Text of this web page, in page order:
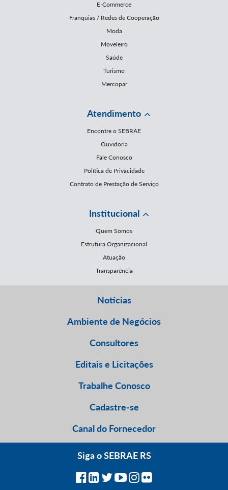
E-Commerce
Franquias / Redes de Cooperação
Moda
Moveleiro
Saúde
Turismo
Mercopar
Atendimento
Encontre o SEBRAE
Ouvidoria
Fale Conosco
Política de Privacidade
Contrato de Prestação de Serviço
Institucional
Quem Somos
Estrutura Organizacional
Atuação
Transparência
Notícias
Ambiente de Negócios
Consultores
Editais e Licitações
Trabalhe Conosco
Cadastre-se
Canal do Fornecedor
Siga o SEBRAE RS